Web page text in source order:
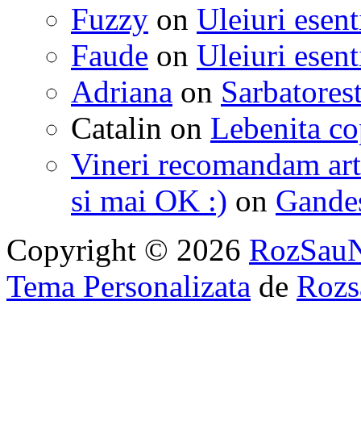
Fuzzy on Uleiuri
Faude on Uleiuri
Adriana on
Catalin on Lebenita
Vineri recomandam
si mai OK :) on
Copyright © 2026
Tema Personalizata de